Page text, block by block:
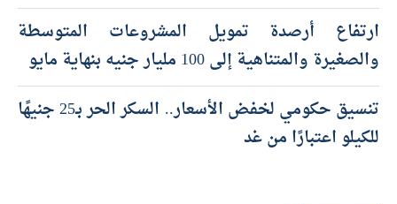
ارتفاع أرصدة تمويل المشروعات المتوسطة
والصغيرة والمتناهية إلى 100 مليار جنيه بنهاية مايو
تنسيق حكومي لخفض الأسعار.. السكر الحر بـ25 جنيهًا
للكيلو اعتبارًا من غد